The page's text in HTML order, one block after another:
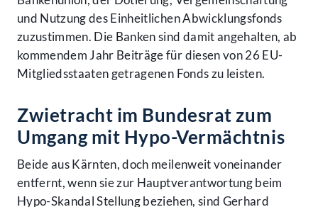
und Nutzung des Einheitlichen Abwicklungsfonds
zuzustimmen. Die Banken sind damit angehalten, ab
kommendem Jahr Beiträge für diesen von 26 EU-
Mitgliedsstaaten getragenen Fonds zu leisten.
Zwietracht im Bundesrat zum
Umgang mit Hypo-Vermächtnis
Beide aus Kärnten, doch meilenweit voneinander
entfernt, wenn sie zur Hauptverantwortung beim
Hypo-Skandal Stellung beziehen, sind Gerhard